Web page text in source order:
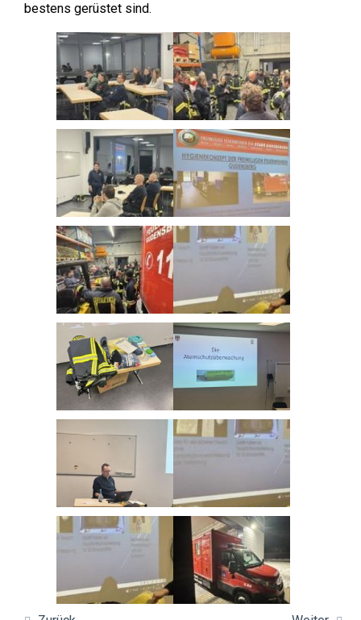
bestens gerüstet sind.